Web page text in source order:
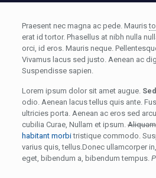
Praesent nec magna ac pede. Mauris
erat id tortor. Phasellus at nibh nulla
orci, id eros. Mauris neque.
Vivamus lacus sed justo. Aenean ac
Suspendisse sapien.
Lorem ipsum dolor sit amet augue.
odio. Aenean lacus tellus quis ante.
ultricies porta. Aenean ac eros sed
cubilia Curae, Nullam et ipsum.
habitant morbitristique commodo.
varius quis, tellus.Donec ullamcorper
eget, bibendum a, bibendum tempus.